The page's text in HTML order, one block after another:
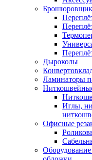
Дыроколы
Ламинаторы
Иглы,
Офисные